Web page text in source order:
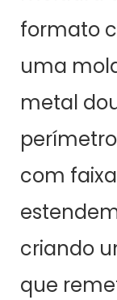
formato
uma
metal
com
criando
que